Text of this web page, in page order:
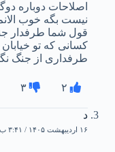
اصلاحات دوباره
نیست بگه خوب
قول شما طرفدار
کسانی که تو
طرفداری از جنگ
۲ ۳
د
۱۶ اردیبهشت ۱۴۰۵ / ۳:۴۱ ب٫ظ